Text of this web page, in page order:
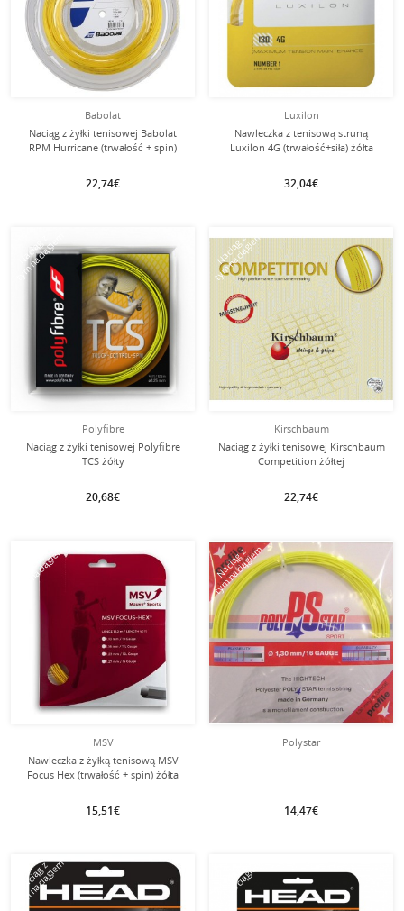
Babolat
Naciąg z żyłki tenisowej Babolat
RPM Hurricane (trwałość + spin)
22,74€
Luxilon
Nawleczka z tenisową struną
Luxilon 4G (trwałość+siła) żółta
32,04€
Polyfibre
Naciąg z żyłki tenisowej Polyfibre
TCS żółty
20,68€
Naciąg z
tym naciągiem
Kirschbaum
Naciąg z żyłki tenisowej Kirschbaum
Competition żółtej
22,74€
Naciąg z
tym naciągiem
MSV
Nawleczka z żyłką tenisową MSV
Focus Hex (trwałość + spin) żółta
15,51€
Naciąg z
tym naciągiem
Polystar
14,47€
Naciąg z
tym naciągiem
Naciąg z
tym naciągiem Naciąg z
tym naciągiem